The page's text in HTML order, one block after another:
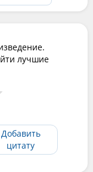
лучшие
Добавить
цитату